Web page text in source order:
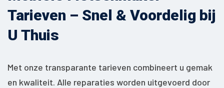
Tarieven – Snel & Voordelig bij
U Thuis
Met onze transparante tarieven combineert u gemak
en kwaliteit. Alle reparaties worden uitgevoerd door